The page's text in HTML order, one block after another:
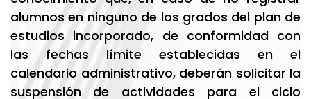
alumnos en ninguno de los grados del plan de
estudios incorporado, de conformidad con
las fechas límite establecidas en el
calendario administrativo, deberán solicitar la
suspensión de actividades para el ciclo